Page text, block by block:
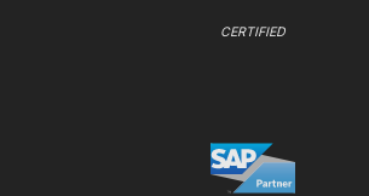
CERTIFIED